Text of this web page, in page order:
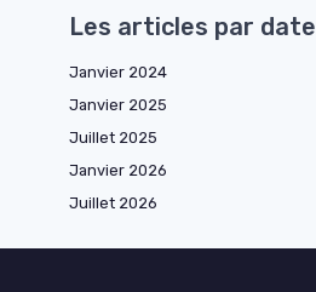
Les articles par date
Janvier 2024
Janvier 2025
Juillet 2025
Janvier 2026
Juillet 2026